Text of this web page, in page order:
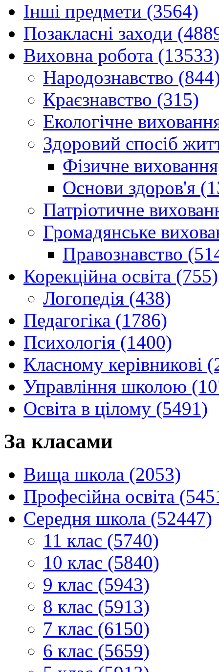
Інші предмети (3564)
Позакласні заходи
Виховна робота (13533)
Народознавство
Краєзнавство (315)
Екологічне
Здоровий спосіб
Фізичне
Основи здоров'я
Патріотичне
Громадянське
Правознавство
Корекційна освіта (755)
Логопедія (438)
Педагогіка (1786)
Психологія (1400)
Класному керівникові
Управління школою
Освіта в цілому (5491)
За класами
Вища школа (2053)
Професійна освіта
Середня школа (52447)
11 клас (5740)
10 клас (5840)
9 клас (5943)
8 клас (5913)
7 клас (6150)
6 клас (5659)